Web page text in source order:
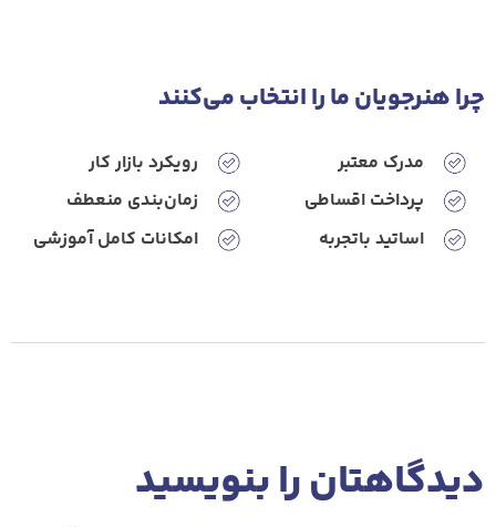
چرا هنرجویان ‌ما ‌را‌ انتخاب‌ می‌کنند
مدرک معتبر
رویکرد‌ بازار‌ کار
پرداخت ‌اقساطی
زمان‌بندی ‌منعطف
اساتید‌ باتجربه
امکانات‌ کامل ‌آموزشی
دیدگاهتان را بنویسید